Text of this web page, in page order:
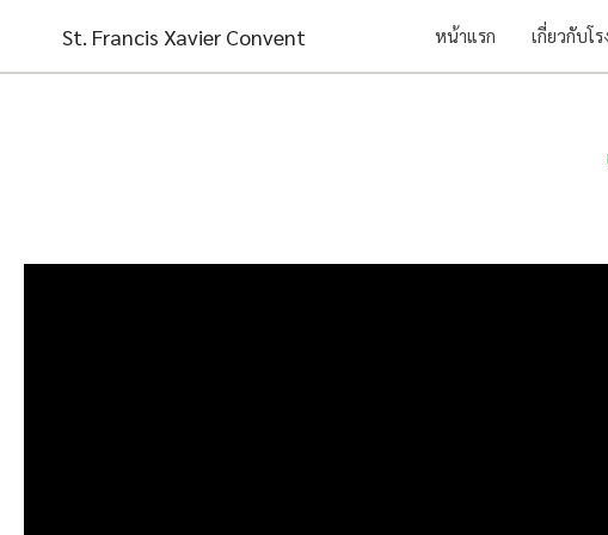
content
St. Francis Xavier Convent หน้าแรก เกี่ยวกับโร